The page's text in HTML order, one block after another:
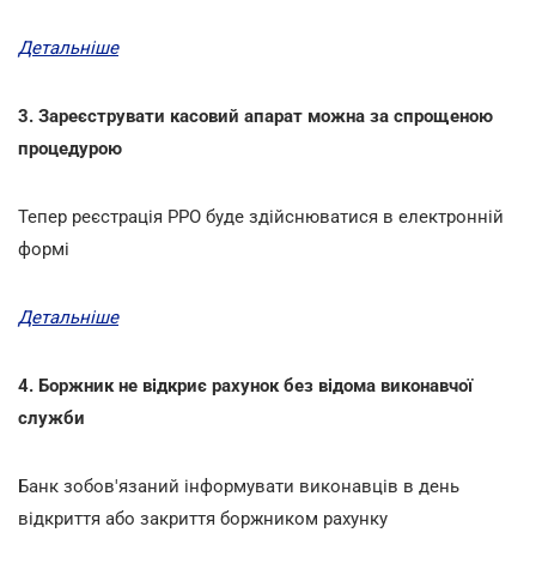
Детальніше
3. Зареєструвати касовий апарат можна за спрощеною
процедурою
Тепер реєстрація РРО буде здійснюватися в електронній
формі
Детальніше
4. Боржник не відкриє рахунок без відома виконавчої
служби
Банк зобов'язаний інформувати виконавців в день
відкриття або закриття боржником рахунку